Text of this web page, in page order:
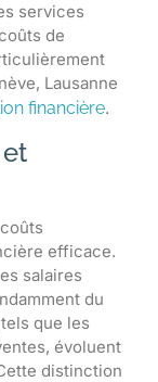
services
de
Lausanne
financière.
et
efficace.
salaires
du
que les
évoluent
distinction